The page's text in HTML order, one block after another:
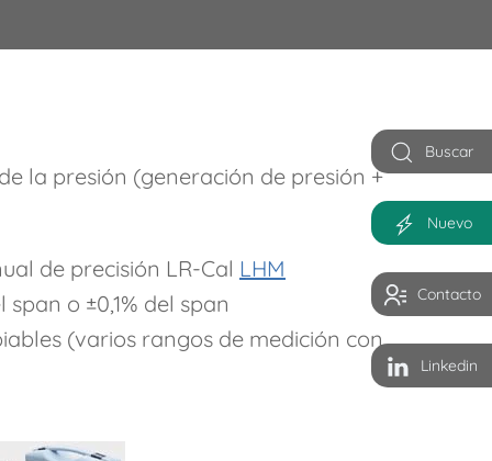
la presión (generación de presión +
de precisión LR-Cal LHM
span o ±0,1% del span
(varios rangos de medición con
Buscar
Nuevo
Contacto
Linkedin